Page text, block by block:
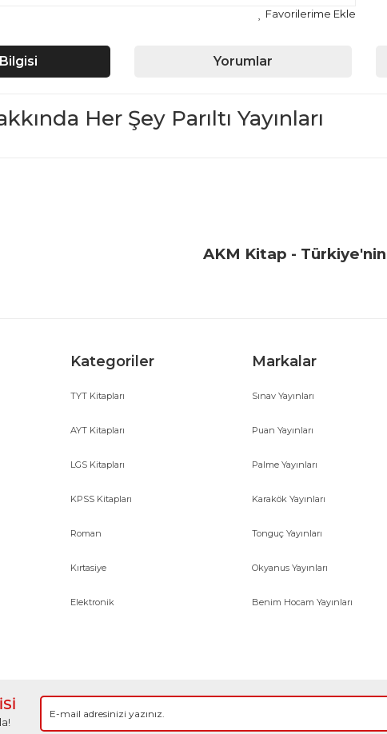
Yorumlar
Her Şey Parıltı Yayınları
Yorum Yaz
AKM Kitap -
Kategoriler
TYT Kitapları
AYT Kitapları
LGS Kitapları
KPSS Kitapları
Roman
Kırtasiye
Elektronik
Markalar
Sınav Yayınları
Puan Yayınları
Palme Yayınları
Karakök Yayınları
Tonguç Yayınları
Okyanus Yayınları
Benim Hocam Yayınları